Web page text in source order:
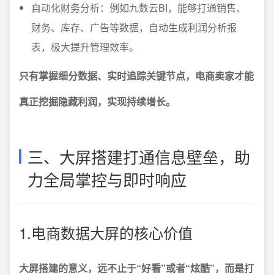
自动化财务分析：例如九数云BI，能够打通销售、
财务、库存、广告等数据，自动生成利润分析报
表，极大提升管理效率。
只有掌握细分数据、实时追踪关键节点，电商卖家才能
真正挖掘隐藏利润，实现持续增长。
三、大屏搭建打通信息壁垒，助
力全局掌控与即时响应
1.电商数据大屏的核心价值
大屏搭建的意义，远不止于“好看”或者“炫酷”，而是打